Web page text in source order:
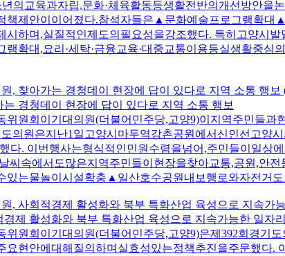
년의교육과자립,문화·체육활동등생활전반의개선방안
책제안이이어졌다.참석자들은▲문화예술프로그램확
시하며,실질적인제도의필요성을강조했다. 특히고양시
램확대,요리·세탁·금융교육·대중교통이용등실생활중
는 경청데이 현장에 답이 있다로 지역 소통 행보
위원회이기대의원(더불어민주당,고양9)이지역주민들
의원은지난1일고양시마두역강촌공원에서신인선고양
다. 이번행사는형식적인민원수렴을넘어,주민들이일
씨속에서도많은지역주민들이현장을찾아교통,공원,안
있는물놀이시설확충▲일산호수공원내보행로와자전거
경제 활성화와 북부 특화산업 육성으로 지속가능한 일자
위원회이기대의원(더불어민주당,고양9)은제392회경기
요현안에대해질의하며실효성있는정책추진을주문했다.